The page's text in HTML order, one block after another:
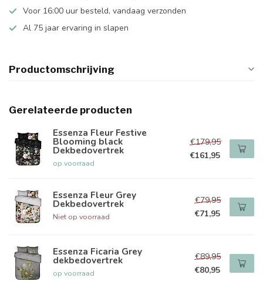
Voor 16:00 uur besteld, vandaag verzonden
Al 75 jaar ervaring in slapen
Productomschrijving
Gerelateerde producten
Essenza Fleur Festive
Blooming black
Dekbedovertrek
op voorraad
€179,95
€161,95
Essenza Fleur Grey
Dekbedovertrek
Niet op voorraad
€79,95
€71,95
Essenza Ficaria Grey
dekbedovertrek
op voorraad
€89,95
€80,95